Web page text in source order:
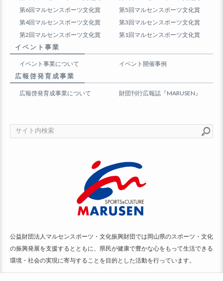
第6回マルセンスポーツ文化賞
第5回マルセンスポーツ文化賞
第4回マルセンスポーツ文化賞
第3回マルセンスポーツ文化賞
第2回マルセンスポーツ文化賞
第1回マルセンスポーツ文化賞
イベント事業
イベント事業について イベント開催事例
広報啓発育成事業
広報啓発育成事業について 財団刊行広報誌『MARUSEN』
公益財団法人マルセンスポーツ・文化振興財団では岡山県のスポーツ・文化
の振興発展を支援するとともに、県民が健康で豊かな心をもって生活できる
環境・社会の実現に寄与することを目的とした活動を行っています。